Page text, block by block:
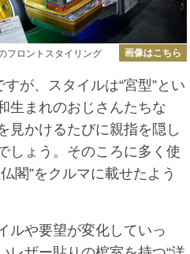
フロントスタイリング 画像はこちら
が、スタイルは“宮型”とい
生まれのおじさんたちな
見かけるたびに親指を隠し
しょう。そのころに多く使
閣”をクルマに載せたよう
ルや要望が変化していっ